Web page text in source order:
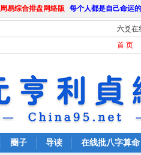
周易综合排盘网络版 每个人都是自己命运
六爻在
首 页
圈子 导读 在线批八字算命